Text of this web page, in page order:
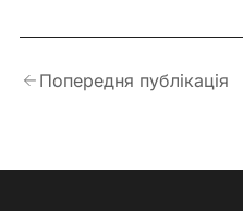
Попередня публікація